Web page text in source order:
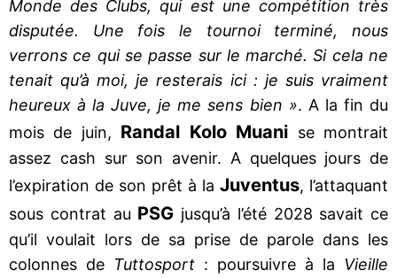
Monde des Clubs, qui est une compétition très
disputée. Une fois le tournoi terminé, nous
verrons ce qui se passe sur le marché. Si cela ne
tenait qu’à moi, je resterais ici : je suis vraiment
heureux à la Juve, je me sens bien ». A la fin du
mois de juin, Randal Kolo Muani se montrait
assez cash sur son avenir. A quelques jours de
l’expiration de son prêt à la Juventus, l’attaquant
sous contrat au PSG jusqu’à l’été 2028 savait ce
qu’il voulait lors de sa prise de parole dans les
colonnes de Tuttosport : poursuivre à la Vieille